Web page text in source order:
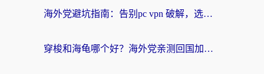
海外党避坑指南：告别pc vpn 破解，选对回国加速器轻松访问国内资源
穿梭和海龟哪个好？海外党亲测回国加速器，附电脑免费VPN推荐